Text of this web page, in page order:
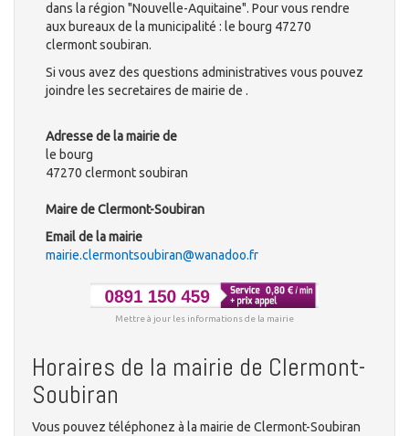
dans la région "Nouvelle-Aquitaine". Pour vous rendre
aux bureaux de la municipalité : le bourg 47270
clermont soubiran.
Si vous avez des questions administratives vous pouvez
joindre les secretaires de mairie de .
Adresse de la mairie de
le bourg
47270 clermont soubiran
Maire de Clermont-Soubiran
Email de la mairie
mairie.clermontsoubiran@wanadoo.fr
Mettre à jour les informations de la mairie
Horaires de la mairie de Clermont-
Soubiran
Vous pouvez téléphonez à la mairie de Clermont-Soubiran